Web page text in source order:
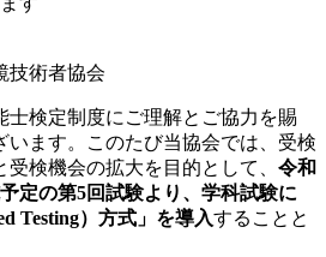
術者協会
士検定制度にご理解とご協力を賜
います。このたび当協会では、受検
検機会の拡大を目的として、 令和
定の第5回試験より、学科試験に
Testing）方式」を導入することと